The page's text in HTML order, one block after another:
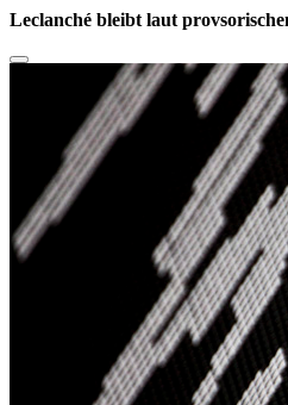
Leclanché bleibt laut